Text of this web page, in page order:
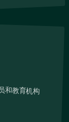
和教育机构